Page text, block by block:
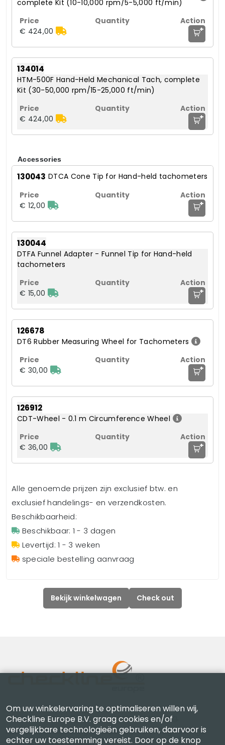
complete Kit (10-10,000 rpm/5-5,000 ft/min)
€ 424,00 +
134014
HTM-500F Hand-Held Mechanical Tach, complete
Kit (30-50,000 rpm/15-25,000 ft/min)
€ 424,00 +
Accessories
130043 DTCA Cone Tip for Hand-held tachometers
€ 12,00 +
130044
DTFA Funnel Adapter - Funnel Tip for Hand-held
tachometers
€ 15,00 +
126678
DT6 Rubber Measuring Wheel for Tachometers
€ 30,00 +
126912
CDT-Wheel - 0.1 m Circumference Wheel
€ 36,00 +
Alle genoemde prijzen zijn exclusief btw. en
exclusief handelings- en verzendkosten.
Beschikbaarheid:
Beschikbaar: 1 - 3 dagen
Levertijd: 1 - 3 weken
speciale bestelling aanvraag
Bekijk winkelwagen Check out
Checkline Europe B.V. — specialisten in levering,
kalibratie, certificering en reparatie van hoogwaardige
Om uw winkelervaring te optimaliseren willen wij,
Checkline Europe B.V. graag cookies en/of
vergelijkbare technologieën gebruiken, daarvoor is
echter uw toestemming vereist. Door op de knop